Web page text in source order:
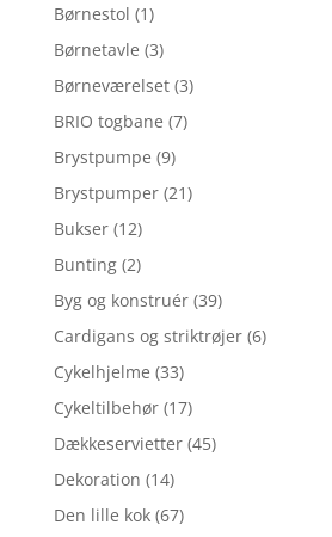
Børnestol (1)
Børnetavle (3)
Børneværelset (3)
BRIO togbane (7)
Brystpumpe (9)
Brystpumper (21)
Bukser (12)
Bunting (2)
Byg og konstruér (39)
Cardigans og striktrøjer (6)
Cykelhjelme (33)
Cykeltilbehør (17)
Dækkeservietter (45)
Dekoration (14)
Den lille kok (67)